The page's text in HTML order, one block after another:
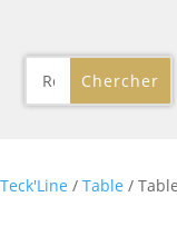
Teck'Line / Table /